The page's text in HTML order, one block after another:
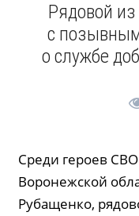
Рядовой
с
о службе
Среди героев
Воронежской
Рубащенко,